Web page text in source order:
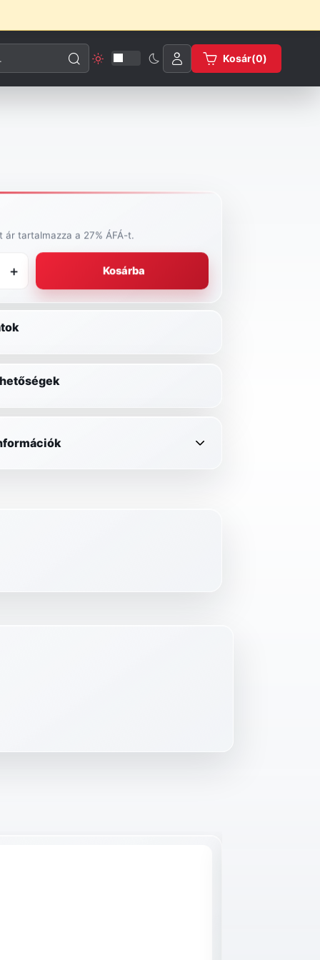
Kosár(0)
tartalmazza a 27% ÁFÁ-t.
+ Kosárba